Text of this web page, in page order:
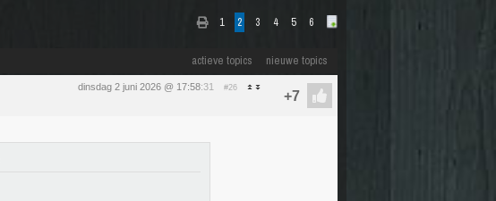
1 2 3 4 5 6
actieve topics nieuwe topics
dinsdag 2 juni 2026 @ 17:58:31 #26